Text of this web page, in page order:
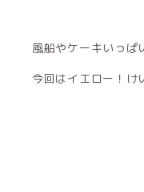
風船やケーキいっぱ
今回はイエロー！け